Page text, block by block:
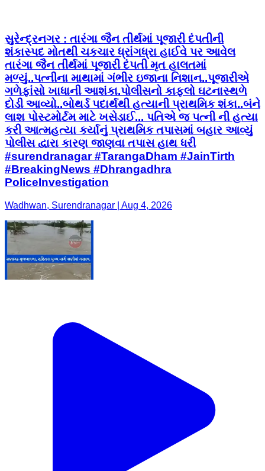
સુરેન્દ્રનગર : તારંગા જૈન તીર્થમાં પૂજારી દંપતીની
શંકાસ્પદ મોતથી ચકચાર ધ્રાંગધ્રા હાઈવે પર આવેલ
તારંગા જૈન તીર્થમાં પૂજારી દંપતી મૃત હાલતમાં
મળ્યું..પત્નીના માથામાં ગંભીર ઇજાના નિશાન..પૂજારીએ
ગળેફાંસો ખાધાની આશંકા.પોલીસનો કાફલો ઘટનાસ્થળે
દોડી આવ્યો..બોથર્ડ પદાર્થથી હત્યાની પ્રાથમિક શંકા..બંને
લાશ પોસ્ટમોર્ટમ માટે ખસેડાઈ... પતિએ જ પત્ની ની હત્યા
કરી આત્મહત્યા કર્યાનું પ્રાથમિક તપાસમાં બહાર આવ્યું
પોલીસ દ્વારા કારણ જાણવા તપાસ હાથ ધરી
#surendranagar #TarangaDham #JainTirth
#BreakingNews #Dhrangadhra
PoliceInvestigation
Wadhwan, Surendranagar | Aug 4, 2026